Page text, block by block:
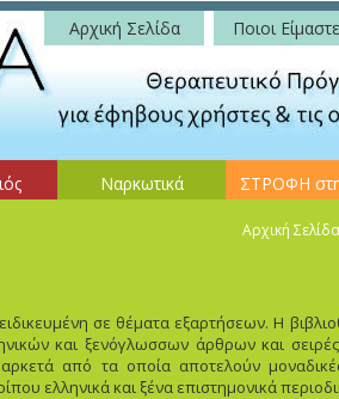
Αρχική Σελίδα Ποιοι
Ναρκωτικά ΣΤΡΟΦΗ
Αρχική Σελίδα
σε θέματα εξαρτήσεων. Η
και ξενόγλωσσων άρθρων και
από τα οποία αποτελούν
ελληνικά και ξένα επιστημονικά